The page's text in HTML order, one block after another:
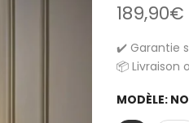
189,90€
✔️ Garantie
📦
MODÈLE: